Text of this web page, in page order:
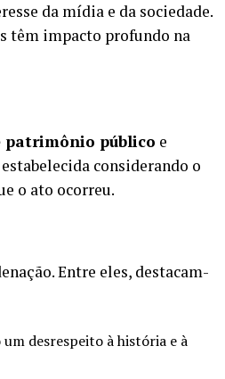
da mídia e da sociedade.
têm impacto profundo na
patrimônio público e
considerando o
o ato ocorreu.
Entre eles, destacam-
desrespeito à história e à